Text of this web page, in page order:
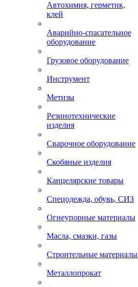
Автохимия, герметик,
клей
Аварийно-спасательное
оборудование
Грузовое оборудование
Инструмент
Метизы
Резинотехнические
изделия
Сварочное оборудование
Скобяные изделия
Канцелярские товары
Спецодежда, обувь, СИЗ
Огнеупорные материалы
Масла, смазки, газы
Строительные материалы
Металлопрокат